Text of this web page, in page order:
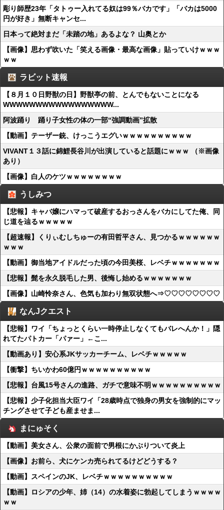
彫り師歴23年「タトゥー入れてる奴は99％バカです」「バカは5000
円が好き」無断キャンセ...
日本って絶対まだ「未踏の地」あるよな？ 山奥とか
【画像】思わず吹いた「笑える画像・最高な画像」貼っていけｗｗｗ
ｗｗ
ラビット速報
【８月１０日野獣の日】野獣亭の前、とんでもないことになる
WWWWWWWWWWWWWWWWW...
阿波踊り 踊り子女性の体の一部“強調動画”拡散
【動画】テーザー銃、けっこうエグいｗｗｗｗｗｗｗｗｗｗ
VIVANT１３話に錦鯉長谷川が出演していると話題にｗｗｗ （※画像
あり）
【画像】白人のケツｗｗｗｗｗｗｗｗ
うしみつ
【悲報】キャバ嬢にハマって破産するおっさんをバカにしてた俺、同
じ道を辿るｗｗｗｗｗ
【超速報】くりぃむしちゅーの有田哲平さん、見つかるｗｗｗｗｗｗ
ｗｗｗ
【動画】御当地アイドルだった頃の今田美桜、レベチｗｗｗｗｗｗｗ
【悲報】髭を永久脱毛した男、後悔し始めるｗｗｗｗｗｗｗ
【画像】山崎怜奈さん、色気も加わり無双状態へ⇒♡♡♡♡♡♡♡♡
なんJクエスト
【悲報】ワイ「ちょっとくらい一時停止しなくてもバレへんか！」隠
れてたパトカー「パァー」←こ...
【動画あり】安心系JKサッカーチーム、レベチｗｗｗｗｗ
【衝撃】ちいかわ60億円ｗｗｗｗｗｗｗｗｗｗ
【悲報】台風15号さんの進路、ガチで意味不明ｗｗｗｗｗｗｗｗｗｗ
【悲報】少子化担当大臣ワイ「28歳時点で独身の男女を強制的にマッ
チングさせて子ども産ませま...
まにゅそく
【動画】美女さん、公衆の面前で男根にかぶりついて炎上
【画像】お前ら、犬にケンカ売られてるけどどうする？
【動画】スペインのJK、レベチｗｗｗｗｗｗｗｗｗｗ
【動画】ロシアの少年、姉（14）の水着姿に勃起してしまうｗｗｗｗ
ｗｗ